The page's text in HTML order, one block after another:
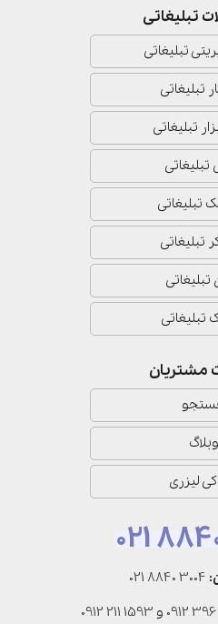
تبلیغاتی
تبلیغاتی
تبلیغاتی
تبلیغاتی
تبلیغاتی
تبلیغاتی
تبلیغاتی
تبلیغاتی
مشتریان
وبلاگ
لیزری
021
021 8840 3004
0912 396 و 0912 211 1593